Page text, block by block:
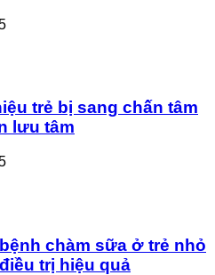
trẻ bị sang chấn tâm
lưu tâm
chàm sữa ở trẻ nhỏ
trị hiệu quả